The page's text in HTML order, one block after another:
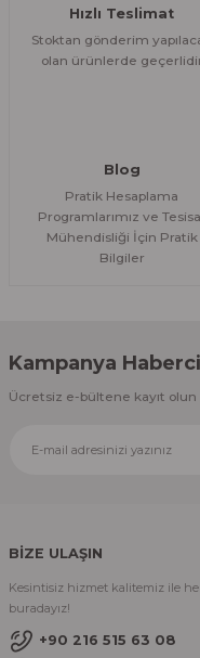
Hızlı Teslimat
Stoktan gönderim
olan ürünlerde
Blog
Pratik Hesaplama
Programlarımız ve
Mühendisliği İçin Pratik
Bilgiler
Kampanya
Ücretsiz e-bültene kayıt olun
BİZE ULAŞIN
Kesintisiz hizmet kalitemiz ile
buradayız!
+90 216 515 63 08